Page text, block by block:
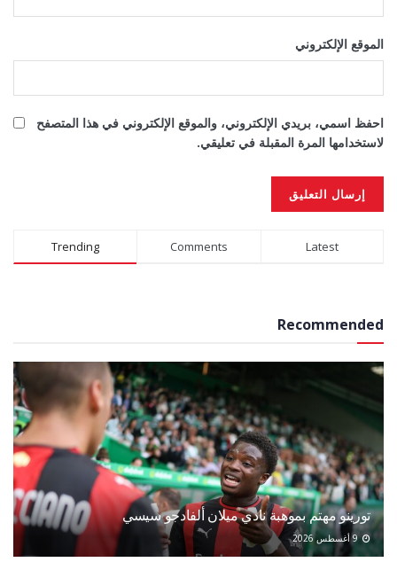
الموقع الإلكتروني
احفظ اسمي، بريدي الإلكتروني، والموقع الإلكتروني في هذا المتصفح
لاستخدامها المرة المقبلة في تعليقي.
Trending Comments Latest
Recommended
تورينو مهتم بموهبة نادي ميلان ألفادجو سيسي
9 أغسطس 2026